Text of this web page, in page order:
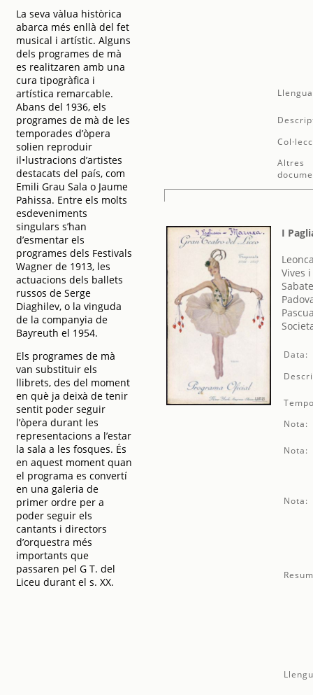
La seva vàlua històrica
abarca més enllà del fet
musical i artístic. Alguns
dels programes de mà
es realitzaren amb una
cura tipogràfica i
artística remarcable.
Abans del 1936, els
programes de mà de les
temporades d’òpera
solien reproduir
il•lustracions d’artistes
destacats del país, com
Emili Grau Sala o Jaume
Pahissa. Entre els molts
esdeveniments
singulars s’han
d’esmentar els
programes dels Festivals
Wagner de 1913, les
actuacions dels ballets
russos de Serge
Diaghilev, o la vinguda
de la companyia de
Bayreuth el 1954.
Els programes de mà
van substituir els
llibrets, des del moment
en què ja deixà de tenir
sentit poder seguir
l’òpera durant les
representacions a l’estar
la sala a les fosques. És
en aquest moment quan
el programa es convertí
en una galeria de
primer ordre per a
poder seguir els
cantants i directors
d’orquestra més
importants que
passaren pel G T. del
Liceu durant el s. XX.
Altres
I
Vives
Data:
Nota:
Nota:
Nota: